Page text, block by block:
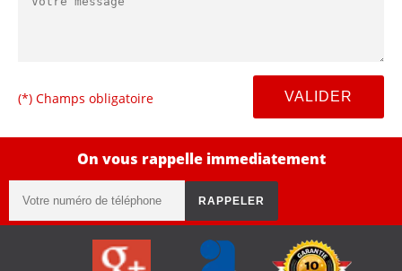
(*) Champs obligatoire
On vous rappelle immediatement